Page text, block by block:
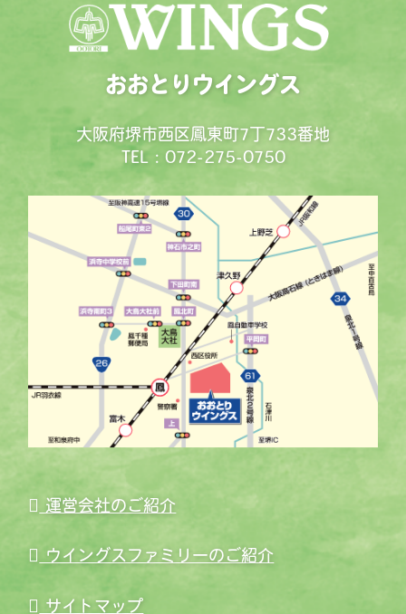
おおとりウイングス
大阪府堺市西区鳳東町7丁733番地
TEL : 072-275-0750
運営会社のご紹介
ウイングスファミリーのご紹介
サイトマップ